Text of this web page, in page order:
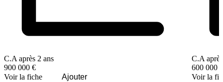
C.A après 2 ans
900 000 €
Voir la fiche
Ajouter
C.A
600 000 €
Voir la